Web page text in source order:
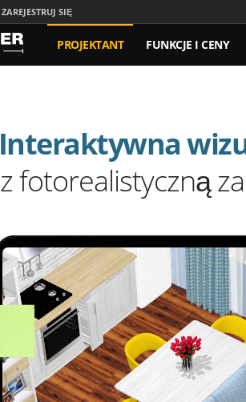
ZAREJESTRUJ SIĘ
PROJEKTANT FUNKCJE I CENY
Interaktywna
z fotorealistyczną